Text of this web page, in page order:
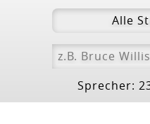
Sprecher: